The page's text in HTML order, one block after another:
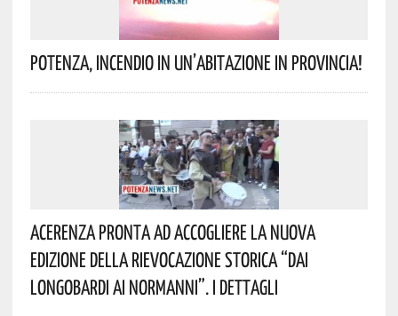
Potenza, Incendio In Un’abitazione In Provincia!
Acerenza Pronta Ad Accogliere La Nuova
Edizione Della Rievocazione Storica “Dai
Longobardi Ai Normanni”. I Dettagli